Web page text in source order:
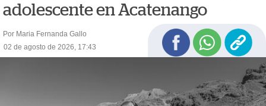
adolescente en Acatenango
Por Maria Fernanda Gallo
02 de agosto de 2026, 17:43